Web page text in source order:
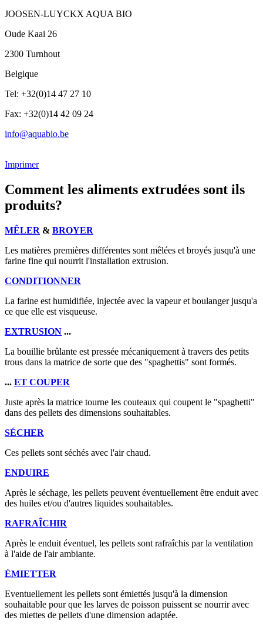
JOOSEN-LUYCKX AQUA BIO
Oude Kaai 26
2300 Turnhout
Belgique
Tel: +32(0)14 47 27 10
Fax: +32(0)14 42 09 24
info@aquabio.be
Imprimer
Comment les aliments extrudées sont ils
produits?
MÊLER & BROYER
Les matières premières différentes sont mêlées et broyés jusqu'à une
farine fine qui nourrit l'installation extrusion.
CONDITIONNER
La farine est humidifiée, injectée avec la vapeur et boulanger jusqu'a
ce que elle est visqueuse.
EXTRUSION ...
La bouillie brûlante est pressée mécaniquement à travers des petits
trous dans la matrice de sorte que des "spaghettis" sont formés.
... ET COUPER
Juste après la matrice tourne les couteaux qui coupent le "spaghetti"
dans des pellets des dimensions souhaitables.
SÉCHER
Ces pellets sont séchés avec l'air chaud.
ENDUIRE
Après le séchage, les pellets peuvent éventuellement être enduit avec
des huiles et/ou d'autres liquides souhaitables.
RAFRAÎCHIR
Après le enduit éventuel, les pellets sont rafraîchis par la ventilation
à l'aide de l'air ambiante.
ÉMIETTER
Eventuellement les pellets sont émiettés jusqu'à la dimension
souhaitable pour que les larves de poisson puissent se nourrir avec
des miettes de pellets d'une dimension adaptée.